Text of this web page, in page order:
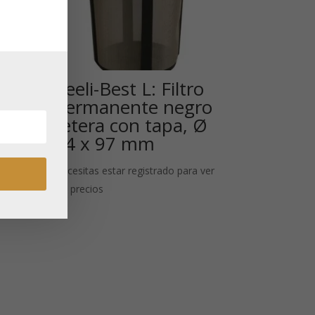
Teeli-Best L: Filtro
permanente negro
tetera con tapa, Ø
64 x 97 mm
Necesitas estar registrado para ver
los precios